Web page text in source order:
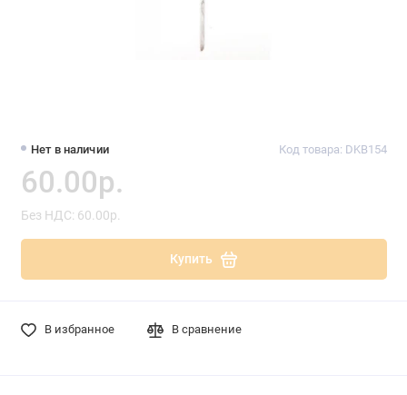
Нет в наличии Код товара: DKB154
60.00р.
Без НДС: 60.00р.
Купить
В избранное В сравнение